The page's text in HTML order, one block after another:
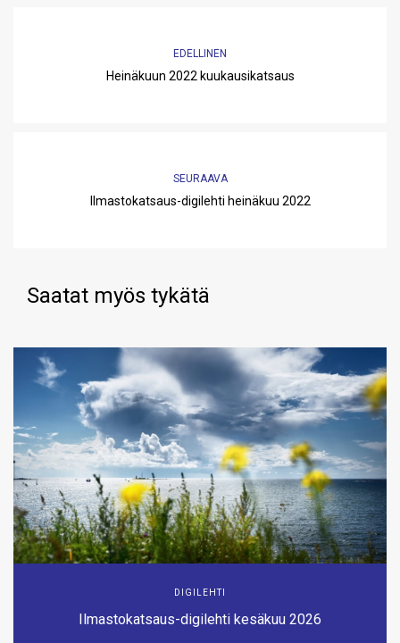
EDELLINEN
Heinäkuun 2022 kuukausikatsaus
SEURAAVA
Ilmastokatsaus-digilehti heinäkuu 2022
Saatat myös tykätä
DIGILEHTI
Ilmastokatsaus-digilehti kesäkuu 2026